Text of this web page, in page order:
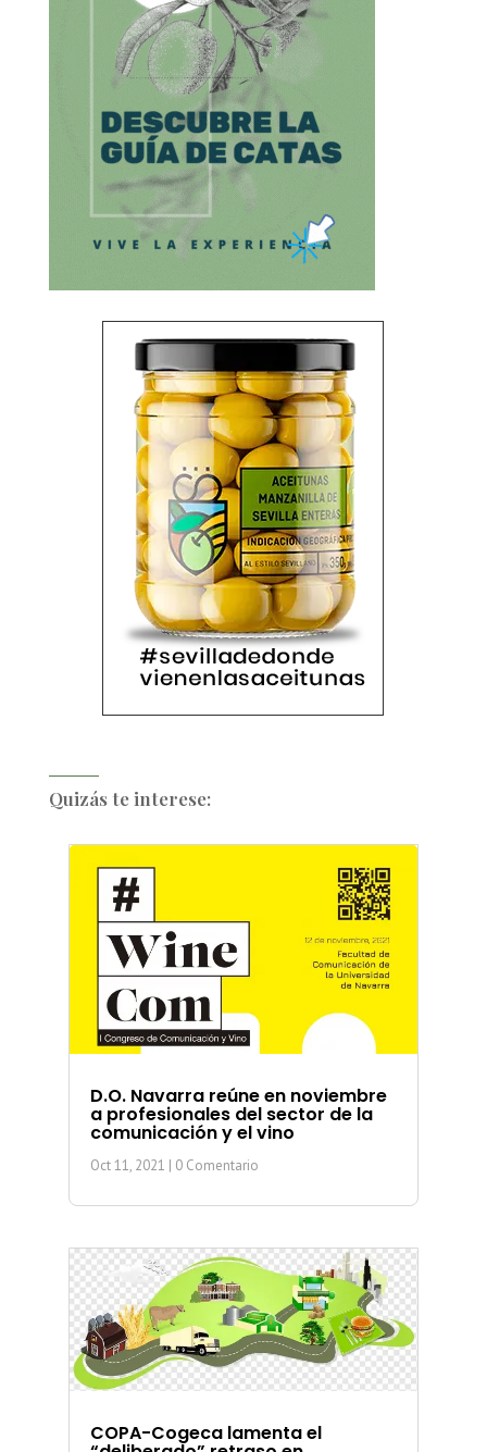
Quizás te interese:
D.O. Navarra reúne en noviembre
a profesionales del sector de la
comunicación y el vino
Oct 11, 2021 | 0 Comentario
COPA-Cogeca lamenta el